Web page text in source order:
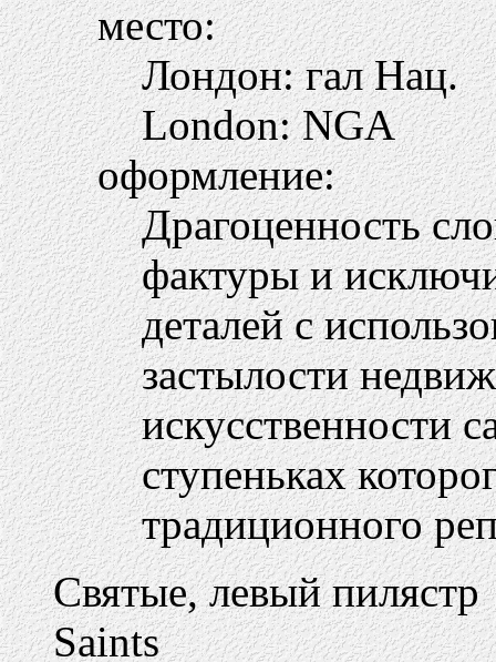
место:
Лондон: гал Нац.
London: NGA
оформление:
Драгоценность
фактуры и
деталей с
застылости
искусственности
ступеньках
традиционного
Святые, левый пилястр
Saints